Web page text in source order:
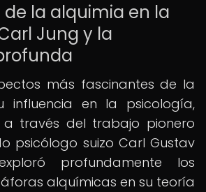
la alquimia en la
Jung y la
más fascinantes de la
influencia en la psicología,
a través del trabajo pionero
psicólogo suizo Carl Gustav
profundamente los
alquímicas en su teoría